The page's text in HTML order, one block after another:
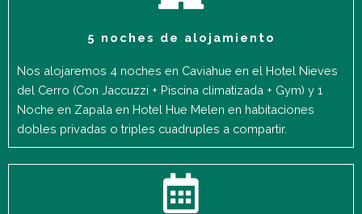
5 noches de alojamiento
Nos alojaremos 4 noches en Caviahue en el Hotel Nieves
del Cerro (Con Jaccuzzi + Piscina climatizada + Gym) y 1
Noche en Zapala en Hotel Hue Melen en habitaciones
dobles privadas o triples cuadruples a compartir.